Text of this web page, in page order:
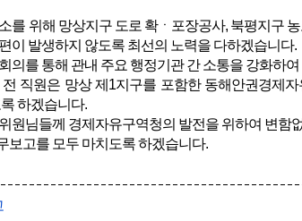
를 위해 망상지구 도로 확ㆍ포장공사, 북평지구
이 발생하지 않도록 최선의 노력을 다하겠습니다.
의를 통해 관내 주요 행정기관 간 소통을 강화하
직원은 망상 제1지구를 포함한 동해안권경제
하겠습니다.
원님들께 경제자유구역청의 발전을 위하여 변함
보고를 모두 마치도록 하겠습니다.